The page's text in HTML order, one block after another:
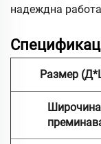
надеждна
Размер